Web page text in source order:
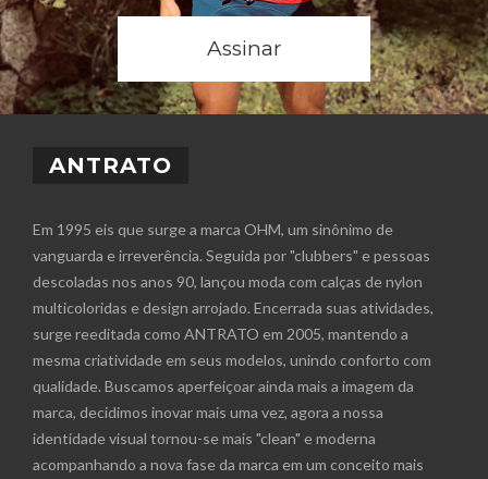
Assinar
ANTRATO
Em 1995 eis que surge a marca OHM, um sinônimo de
vanguarda e irreverência. Seguida por "clubbers" e pessoas
descoladas nos anos 90, lançou moda com calças de nylon
multicoloridas e design arrojado. Encerrada suas atividades,
surge reeditada como ANTRATO em 2005, mantendo a
mesma criatividade em seus modelos, unindo conforto com
qualidade. Buscamos aperfeiçoar ainda mais a imagem da
marca, decidimos inovar mais uma vez, agora a nossa
identidade visual tornou-se mais "clean" e moderna
acompanhando a nova fase da marca em um conceito mais